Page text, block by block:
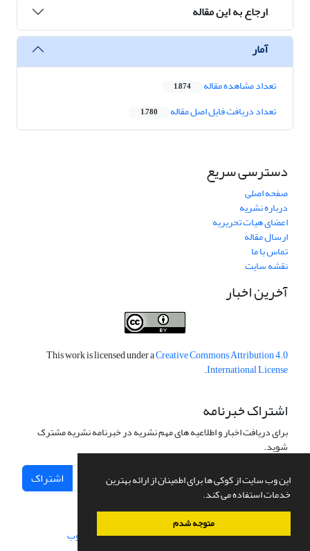
این وب سایت از کوکی ها برای اطمینان از ارائه بهترین
خدمات استفاده می کند.
متوجه شدم
ارجاع به این مقاله
آمار
تعداد مشاهده مقاله 1,874
تعداد دریافت فایل اصل مقاله 1,780
دسترسی سریع
صفحه اصلی
درباره نشریه
اعضای هیات تحریریه
ارسال مقاله
تماس با ما
نقشه سایت
آخرین اخبار
This work is licensed under aCreative Commons Attribution 4.0
International License
.
اشتراک خبرنامه
برای دریافت اخبار و اطلاعیه های مهم نشریه در خبرنامه نشریه مشترک
شوید.
اشتراک
سامانه مدیریت نشریات علمی.طراحی و پیاده سازی از سیناوب